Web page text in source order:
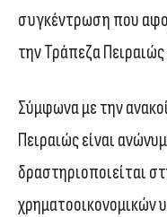
συγκέντρωση που
την Τράπεζα
Σύμφωνα με την
Πειραιώς είναι
δραστηριοποιείται
χρηματοοικονομικών